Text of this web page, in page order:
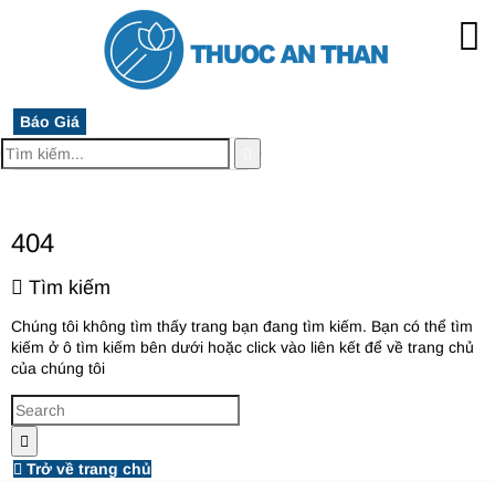
Báo Giá
404
Tìm kiếm
Chúng tôi không tìm thấy trang bạn đang tìm kiếm. Bạn có thể tìm
kiếm ở ô tìm kiếm bên dưới hoặc click vào liên kết để về trang chủ
của chúng tôi
Trở về trang chủ